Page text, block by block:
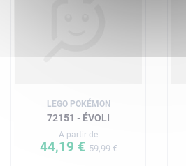
LEGO POKÉMON
72151 - ÉVOLI
A partir de
44,19 €59,99 €